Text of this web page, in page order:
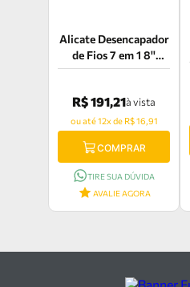
Alicate Desencapador
de Fios 7 em 1 8''
IRWIN - IWHT84002
R$ 191,21à vista
ou até 12x de R$ 16,91
COMPRAR
TIRE SUA DÚVIDA
AVALIE AGORA